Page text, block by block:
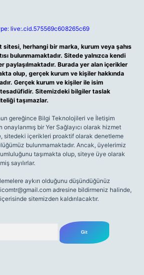
live:.cid.575569c608265c69
sitesi, herhangi bir marka, kurum veya şahıs
bulunmamaktadır. Sitede yalnızca kendi
paylaşılmaktadır. Burada yer alan içerikler
olup, gerçek kurum ve kişiler hakkında
Gerçek kurum ve kişiler ile isim
Sitemizdeki bilgiler taslak
taşımazlar.
gereğince Bilgi Teknolojileri ve İletişim
onaylanmış bir Yer Sağlayıcı olarak hizmet
sitedeki içerikleri proaktif olarak denetleme
bulunmamaktadır. Ancak, üyelerimiz
taşımakta olup, siteye üye olarak
sayılırlar.
aykırı olduğunu düşündüğünüz
adresine bildirmeniz halinde,
sitemizden kaldırılacaktır.